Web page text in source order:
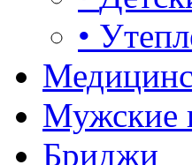
•
Мужские
Бриджи